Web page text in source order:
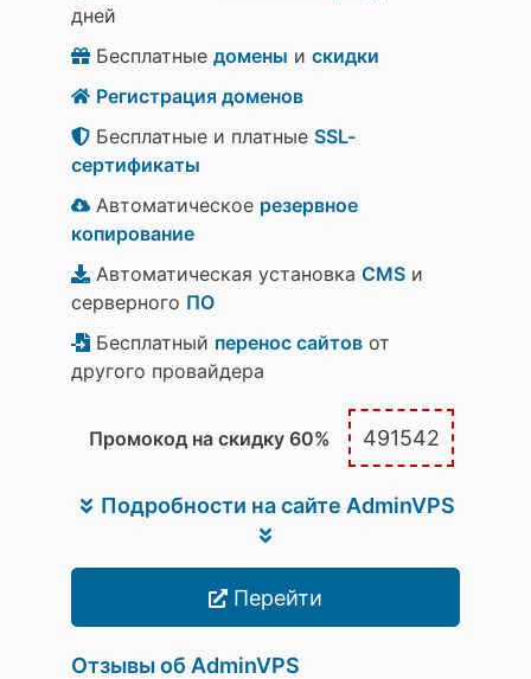
дней
Бесплатные домены и скидки
Регистрация доменов
Бесплатные и платные SSL-
сертификаты
Автоматическое резервное
копирование
Автоматическая установка CMS и
серверного ПО
Бесплатный перенос сайтов от
другого провайдера
Промокод на скидку 60% 491542
Подробности на сайте AdminVPS
Перейти
Отзывы об AdminVPS